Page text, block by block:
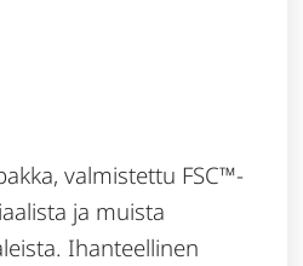
valmistettu FSC™-
ja muista
Ihanteellinen